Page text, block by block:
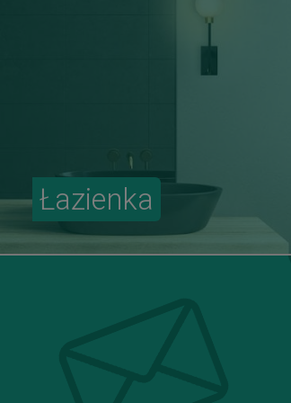
Łazienka